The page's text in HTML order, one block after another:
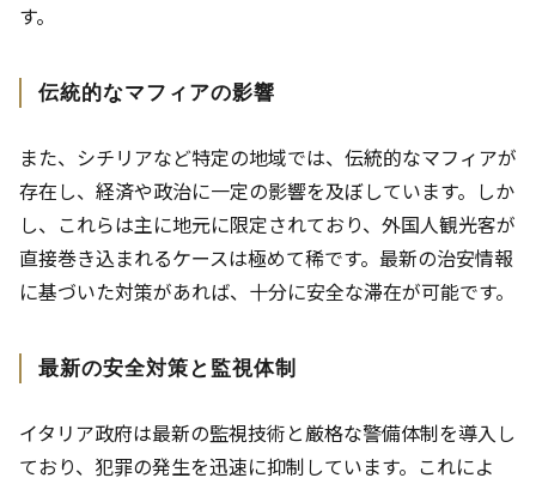
す。
伝統的なマフィアの影響
また、シチリアなど特定の地域では、伝統的なマフィアが
存在し、経済や政治に一定の影響を及ぼしています。しか
し、これらは主に地元に限定されており、外国人観光客が
直接巻き込まれるケースは極めて稀です。最新の治安情報
に基づいた対策があれば、十分に安全な滞在が可能です。
最新の安全対策と監視体制
イタリア政府は最新の監視技術と厳格な警備体制を導入し
ており、犯罪の発生を迅速に抑制しています。これによ